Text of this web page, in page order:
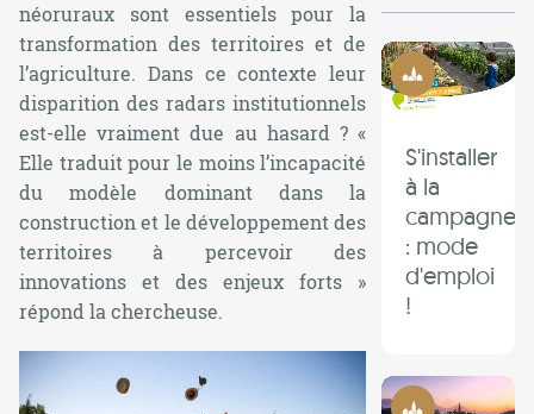
néoruraux sont essentiels pour la
transformation des territoires et de
l’agriculture. Dans ce contexte leur
disparition des radars institutionnels
est-elle vraiment due au hasard ? «
Elle traduit pour le moins l’incapacité
du modèle dominant dans la
construction et le développement des
territoires à percevoir des
innovations et des enjeux forts »
répond la chercheuse.
Ruralité
S'installer
à la
campagne
: mode
d'emploi
!
Ruralité